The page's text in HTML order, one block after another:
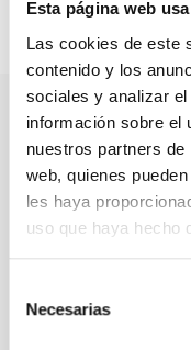
Esta página web
Las cookies de este
contenido y los
sociales y analizar
información sobre el
nuestros partners
web, quienes
les haya
uso que haya hecho
Necesarias